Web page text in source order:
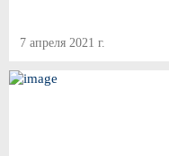
7 апреля 2021 г.